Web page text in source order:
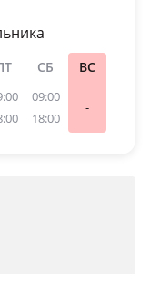
СБ
09:00
18:00
ВС
-